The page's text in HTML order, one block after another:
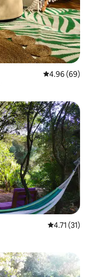
औसत रेटिंग 5 में
4.96 (69)
औसत रेटिंग 5 में
4.71 (31)